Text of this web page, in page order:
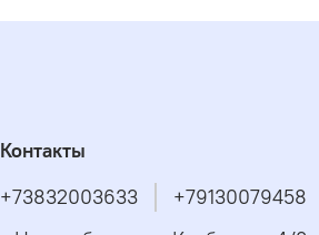
Контакты
+73832003633
+79130079458